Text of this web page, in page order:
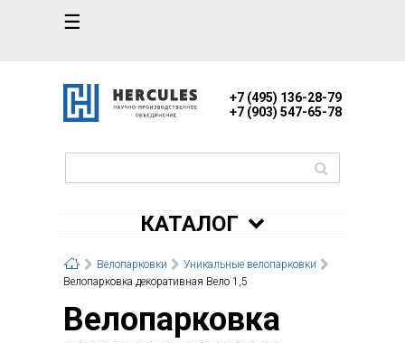
☰
+7 (495) 136-28-79
+7 (903) 547-65-78
КАТАЛОГ
Велопарковки
Уникальные велопарковки
Велопарковка декоративная Вело 1,5
Велопарковка